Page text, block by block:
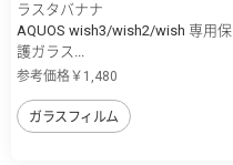
ラスタバナナ
AQUOS wish3/wish2/wish 専用保
護ガラス...
参考価格￥1,480
ガラスフィルム